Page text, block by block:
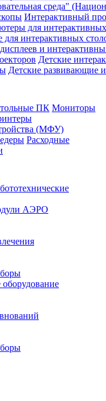
среда"
Интерактивный
для
интерактивных
и
Детские
Детские развивающие
ПК Мониторы
(МФУ)
Расходные
АЭРО